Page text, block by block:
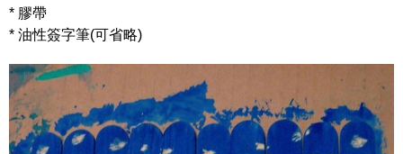
* 膠帶
* 油性簽字筆(可省略)